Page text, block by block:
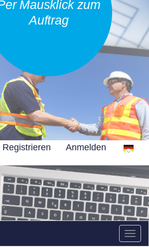
Mausklick zum
Auftrag
Registrieren Anmelden